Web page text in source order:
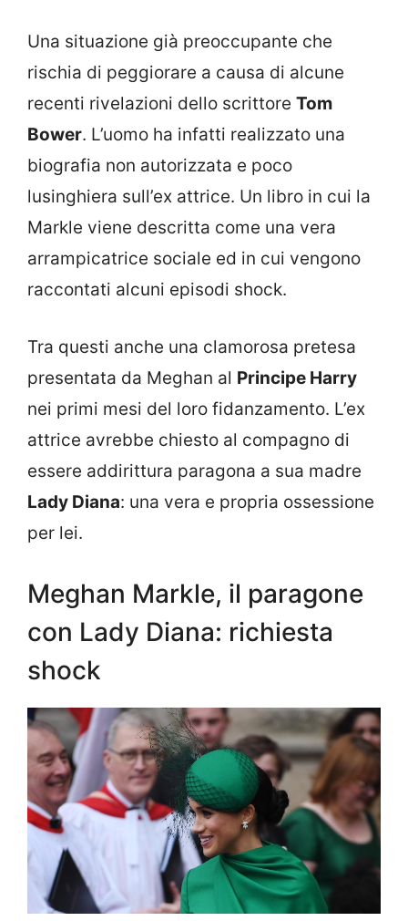
Una situazione già preoccupante che
rischia di peggiorare a causa di alcune
recenti rivelazioni dello scrittore Tom
Bower. L’uomo ha infatti realizzato una
biografia non autorizzata e poco
lusinghiera sull’ex attrice. Un libro in cui la
Markle viene descritta come una vera
arrampicatrice sociale ed in cui vengono
raccontati alcuni episodi shock.
Tra questi anche una clamorosa pretesa
presentata da Meghan al Principe Harry
nei primi mesi del loro fidanzamento. L’ex
attrice avrebbe chiesto al compagno di
essere addirittura paragona a sua madre
Lady Diana: una vera e propria ossessione
per lei.
Meghan Markle, il paragone
con Lady Diana: richiesta
shock